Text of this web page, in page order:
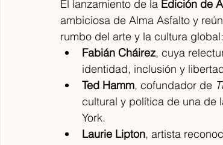
El lanzamiento de la Edición de
ambiciosa de Alma Asfalto y
rumbo del arte y la cultura global:
Fabián Cháirez, cuya
identidad, inclusión y
Ted Hamm, cofundador de
cultural y política de una de
York.
Laurie Lipton, artista